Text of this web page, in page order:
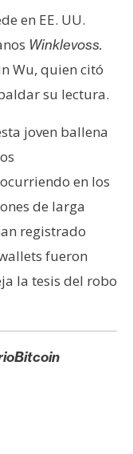
en EE. UU.
Winklevoss.
Wu, quien citó
su lectura.
joven ballena
en los
de larga
registrado
fueron
la tesis del robo